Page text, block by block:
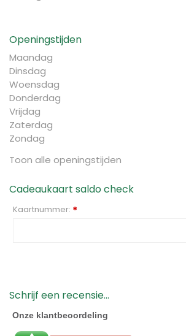
Openingstijden
Maandag
Dinsdag
Woensdag
Donderdag
Vrijdag
Zaterdag
Zondag
Toon alle openingstijden
Cadeaukaart saldo check
Kaartnummer: *
Schrijf een recensie...